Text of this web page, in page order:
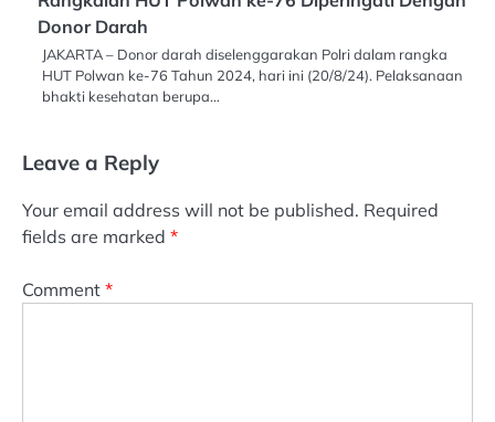
Donor Darah
JAKARTA – Donor darah diselenggarakan Polri dalam rangka
HUT Polwan ke-76 Tahun 2024, hari ini (20/8/24). Pelaksanaan
bhakti kesehatan berupa…
Leave a Reply
Your email address will not be published. Required
fields are marked *
Comment *